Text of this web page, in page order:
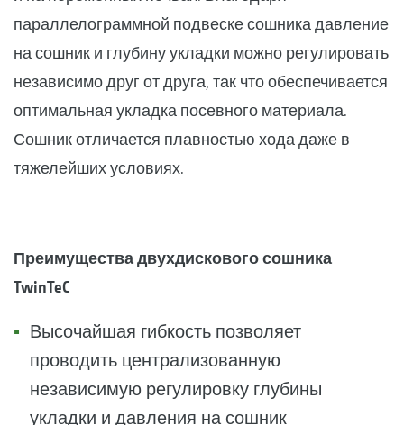
параллелограммной подвеске сошника давление
на сошник и глубину укладки можно регулировать
независимо друг от друга, так что обеспечивается
оптимальная укладка посевного материала.
Сошник отличается плавностью хода даже в
тяжелейших условиях.
Преимущества двухдискового сошника
TwinTeC
Высочайшая гибкость позволяет
проводить централизованную
независимую регулировку глубины
укладки и давления на сошник